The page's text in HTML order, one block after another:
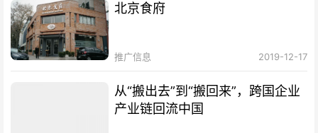
北京食府
推广信息 2019-12-17
从“搬出去”到“搬回来”，跨国企业
产业链回流中国